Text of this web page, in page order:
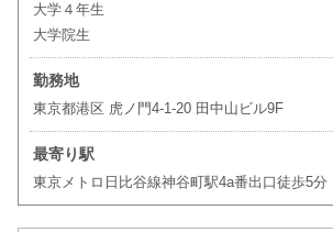
大学４年生
大学院生
勤務地
東京都港区 虎ノ門4-1-20 田中山ビル9F
最寄り駅
東京メトロ日比谷線神谷町駅4a番出口徒歩5分